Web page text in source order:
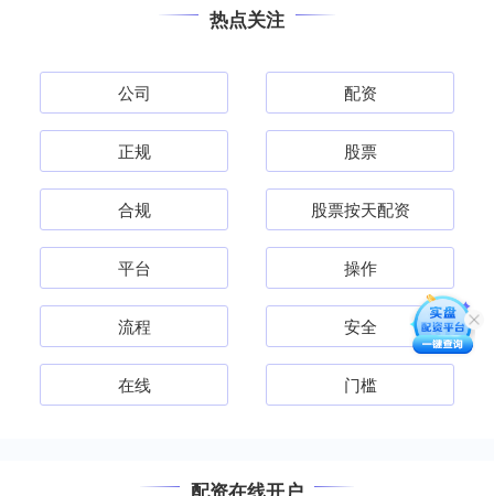
热点关注
公司 配资
正规 股票
合规 股票按天配资
平台 操作
流程 安全
在线 门槛
配资在线开户